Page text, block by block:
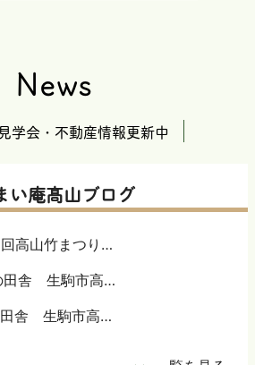
News
学会・不動産情報更新中
い庵髙山ブログ
高山竹まつり…
田舎 生駒市高…
舎 生駒市高…